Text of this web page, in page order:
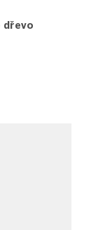
dřevo